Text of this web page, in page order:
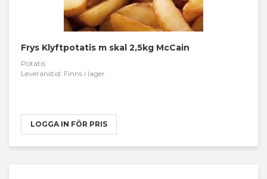
Frys Klyftpotatis m skal 2,5kg McCain
Potatis
Leveranstid: Finns i lager
LOGGA IN FÖR PRIS